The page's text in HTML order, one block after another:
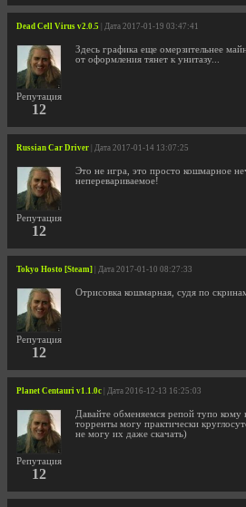
Dead Cell Virus v2.0.5 | Дата 2017-01-19 03:47:41
Репутация
12
Здесь графика еще омерзительнее
от оформления тянет к унитазу...
Russian Car Driver | Дата 2017-01-14 13:07:25
Репутация
12
Это не игра, это просто кошмарное
неперевариваемое!
Tokyo Hosto [Steam] | Дата 2017-01-10 08:27:33
Репутация
12
Отрисовка кошмарная, судя по
Planet Centauri v1.1.0c | Дата 2016-12-13 16:25:03
Репутация
12
Давайте обменяемся репой тупо кому
торренты могу практически
не могу их даже скачать)